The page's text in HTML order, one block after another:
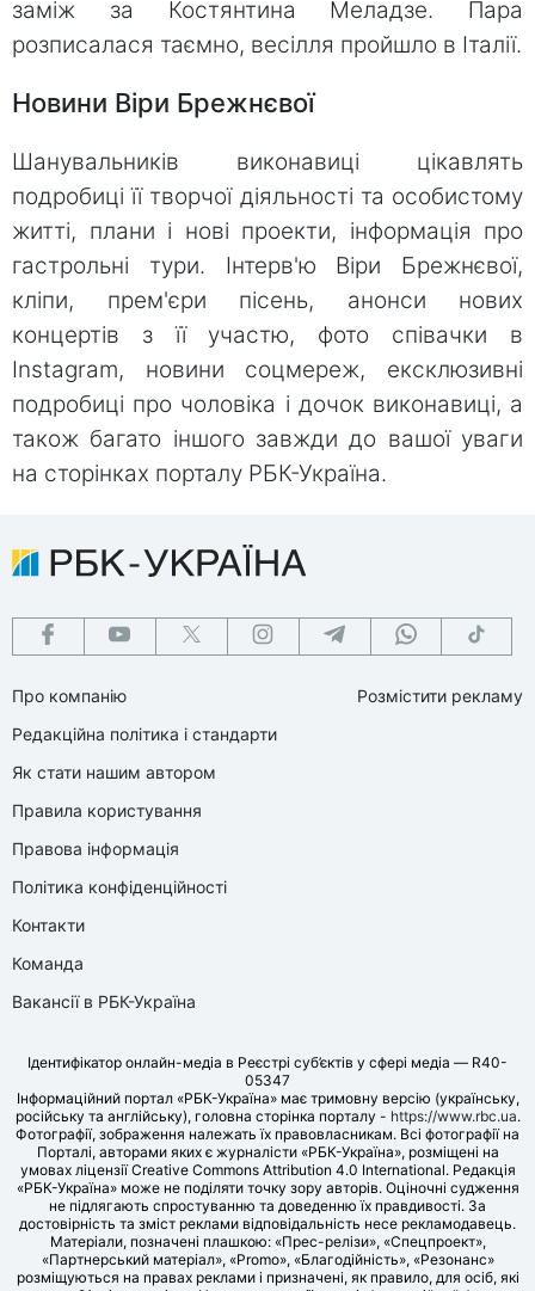
заміж за Костянтина Меладзе. Пара
розписалася таємно, весілля пройшло в Італії.
Новини Віри Брежнєвої
Шанувальників виконавиці цікавлять
подробиці її творчої діяльності та особистому
житті, плани і нові проекти, інформація про
гастрольні тури. Інтерв'ю Віри Брежнєвої,
кліпи, прем'єри пісень, анонси нових
концертів з її участю, фото співачки в
Instagram, новини соцмереж, ексклюзивні
подробиці про чоловіка і дочок виконавиці, а
також багато іншого завжди до вашої уваги
на сторінках порталу РБК-Україна.
Про компанію
Редакційна політика і стандарти
Як стати нашим автором
Правила користування
Правова інформація
Політика конфіденційності
Контакти
Команда
Вакансії в РБК-Україна
Розмістити рекламу
Ідентифікатор онлайн-медіа в Реєстрі суб’єктів у сфері медіа — R40-
05347
Інформаційний портал «РБК-Україна» має тримовну версію (українську,
російську та англійську), головна сторінка порталу - https://www.rbc.ua.
Фотографії, зображення належать їх правовласникам. Всі фотографії на
Порталі, авторами яких є журналісти «РБК-Україна», розміщені на
умовах ліцензії Creative Commons Attribution 4.0 International. Редакція
«РБК-Україна» може не поділяти точку зору авторів. Оціночні судження
не підлягають спростуванню та доведенню їх правдивості. За
достовірність та зміст реклами відповідальність несе рекламодавець.
Матеріали, позначені плашкою: «Прес-релізи», «Спецпроект»,
«Партнерський матеріал», «Promo», «Благодійність», «Резонанс»
розміщуються на правах реклами і призначені, як правило, для осіб, які